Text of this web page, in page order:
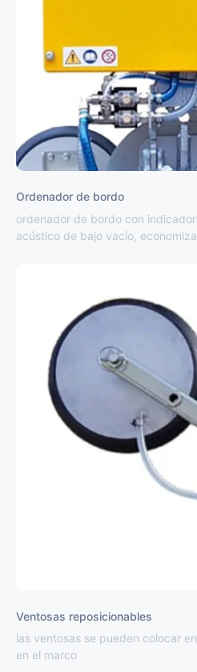
Ordenador de bordo
ordenador de bordo con
acústico de bajo vacío,
Ventosas reposicionables
las ventosas se pueden colocar
en el marco